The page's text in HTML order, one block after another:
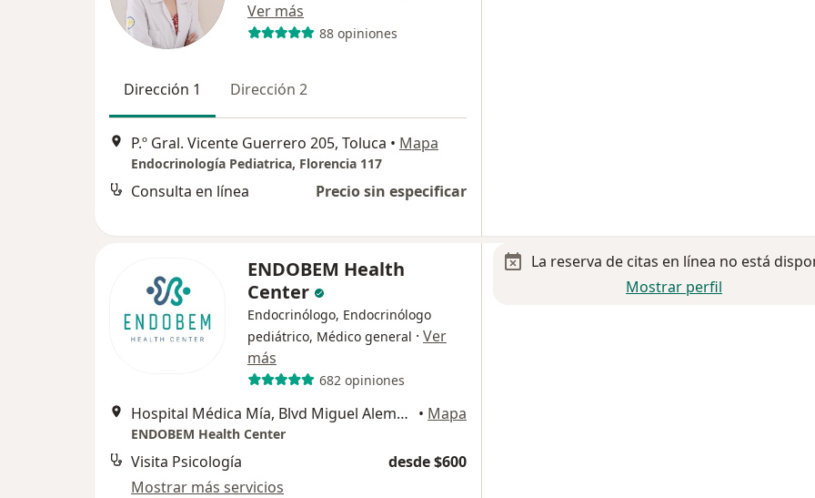
Ver más
88 opiniones
Dirección 1 Dirección 2
P.º Gral. Vicente Guerrero 205, Toluca • Mapa
Endocrinología Pediatrica, Florencia 117
Consulta en línea Precio sin especificar
ENDOBEM Health
Center
Endocrinólogo, Endocrinólogo
pediátrico, Médico general · Ver
más
682 opiniones
Hospital Médica Mía, Blvd Miguel Alemán No. 57......, Toluca • Mapa
ENDOBEM Health Center
Visita Psicología
desde $600
Mostrar más servicios
La reserva de citas en línea no está
Mostrar perfil